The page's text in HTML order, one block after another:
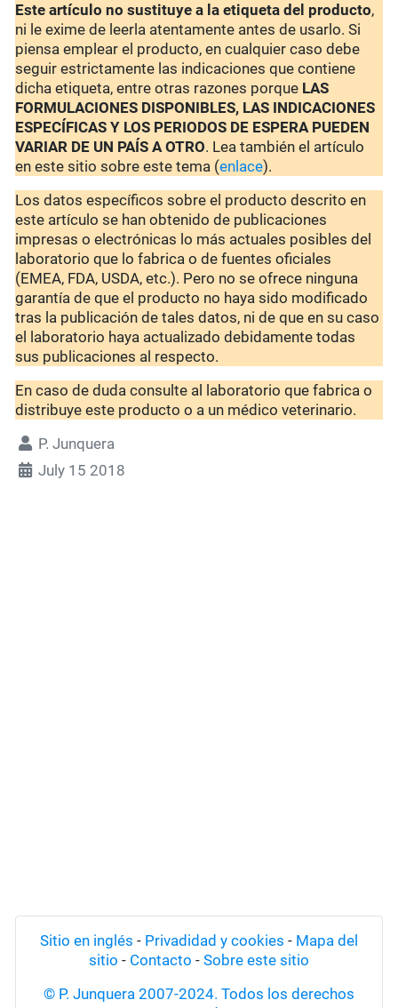
Este artículo no sustituye a la etiqueta del producto,
ni le exime de leerla atentamente antes de usarlo. Si
piensa emplear el producto, en cualquier caso debe
seguir estrictamente las indicaciones que contiene
dicha etiqueta, entre otras razones porque LAS
FORMULACIONES DISPONIBLES, LAS INDICACIONES
ESPECÍFICAS Y LOS PERIODOS DE ESPERA PUEDEN
VARIAR DE UN PAÍS A OTRO. Lea también el artículo
en este sitio sobre este tema (enlace).
Los datos específicos sobre el producto descrito en
este artículo se han obtenido de publicaciones
impresas o electrónicas lo más actuales posibles del
laboratorio que lo fabrica o de fuentes oficiales
(EMEA, FDA, USDA, etc.). Pero no se ofrece ninguna
garantía de que el producto no haya sido modificado
tras la publicación de tales datos, ni de que en su caso
el laboratorio haya actualizado debidamente todas
sus publicaciones al respecto.
En caso de duda consulte al laboratorio que fabrica o
distribuye este producto o a un médico veterinario.
P. Junquera
July 15 2018
Sitio en inglés - Privadidad y cookies - Mapa del
sitio - Contacto - Sobre este sitio
© P. Junquera 2007-2024. Todos los derechos